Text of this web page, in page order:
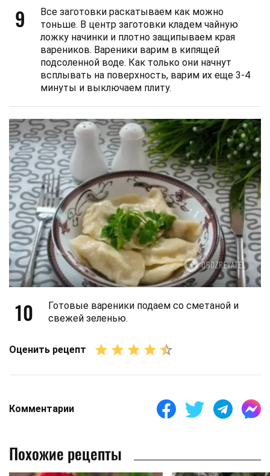
9
Все заготовки раскатываем как можно
тоньше. В центр заготовки кладем чайную
ложку начинки и плотно защипываем края
вареников. Вареники варим в кипящей
подсоленной воде. Как только они начнут
всплывать на поверхность, варим их еще 3-4
минуты и выключаем плиту.
10
Готовые вареники подаем со сметаной и
свежей зеленью.
Оценить рецепт
Комментарии
Похожие рецепты